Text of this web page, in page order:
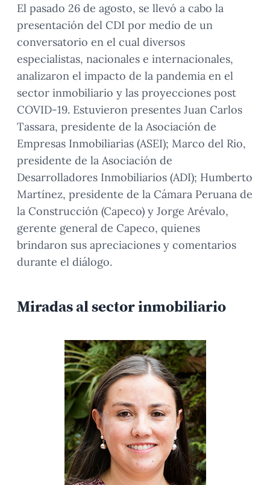
El pasado 26 de agosto, se llevó a cabo la
presentación del CDI por medio de un
conversatorio en el cual diversos
especialistas, nacionales e internacionales,
analizaron el impacto de la pandemia en el
sector inmobiliario y las proyecciones post
COVID-19. Estuvieron presentes Juan Carlos
Tassara, presidente de la Asociación de
Empresas Inmobiliarias (ASEI); Marco del Rio,
presidente de la Asociación de
Desarrolladores Inmobiliarios (ADI); Humberto
Martínez, presidente de la Cámara Peruana de
la Construcción (Capeco) y Jorge Arévalo,
gerente general de Capeco, quienes
brindaron sus apreciaciones y comentarios
durante el diálogo.
Miradas al sector inmobiliario